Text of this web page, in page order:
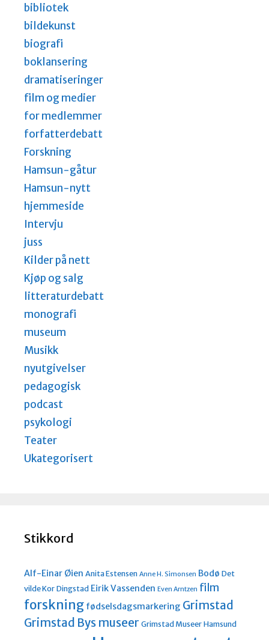
bibliotek
bildekunst
biografi
boklansering
dramatiseringer
film og medier
for medlemmer
forfatterdebatt
Forskning
Hamsun-gåtur
Hamsun-nytt
hjemmeside
Intervju
juss
Kilder på nett
Kjøp og salg
litteraturdebatt
monografi
museum
Musikk
nyutgivelser
pedagogisk
podcast
psykologi
Teater
Ukategorisert
Stikkord
Alf-Einar Øien Anita Estensen Anne H. Simonsen Bodø Det
vilde KorDingstad Eirik Vassenden Even Arntzen film
forskning fødselsdagsmarkering Grimstad
Grimstad Bys museer Grimstad MuseerHamsund